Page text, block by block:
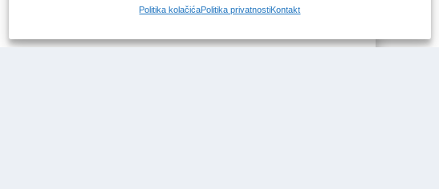
Politika kolačićaPolitika privatnostiKontakt